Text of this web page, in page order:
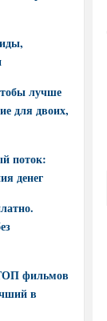
лучше
для двоих,
поток:
денег
фильмов
в